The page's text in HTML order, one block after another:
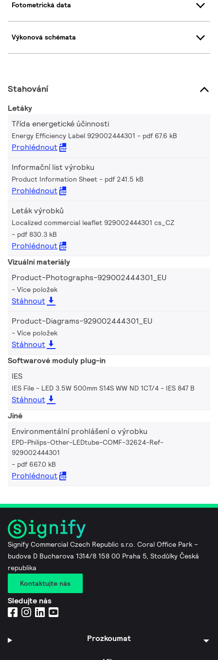
Fotometrická data
Výkonová schémata
Stahování
Letáky
Třída energetické účinnosti
Energy Efficiency Label 929002444301 pdf 67.6 kB
Prohlédnout
Informační list výrobku
Product Information Sheet pdf 241.5 kB
Prohlédnout
Leták výrobků
Localized commercial leaflet 929002444301 cs_CZ
pdf 830.3 kB
Prohlédnout
Vizuální materiály
Product-Photographs-929002444301_EU
Více položek
Stáhnout
Product-Diagrams-929002444301_EU
Více položek
Stáhnout
Softwarové moduly plug-in
IES
IES File - LED 3.5W 500mm S14S WW ND 1CT/4 IES 847 B
Stáhnout
Jiné
Environmentální prohlášení o výrobku
EPD-Philips-Other-LEDtube-COMF-32624-Ref-
929002444301
pdf 667.0 kB
Prohlédnout
Signify Commercial Czech Republic s.r.o. Coral Office Park –
budova D Bucharova 1314/8 158 00 Praha 5, Stodůlky Česká
republika
Kontaktujte nás
Sledujte nás
Prozkoumat